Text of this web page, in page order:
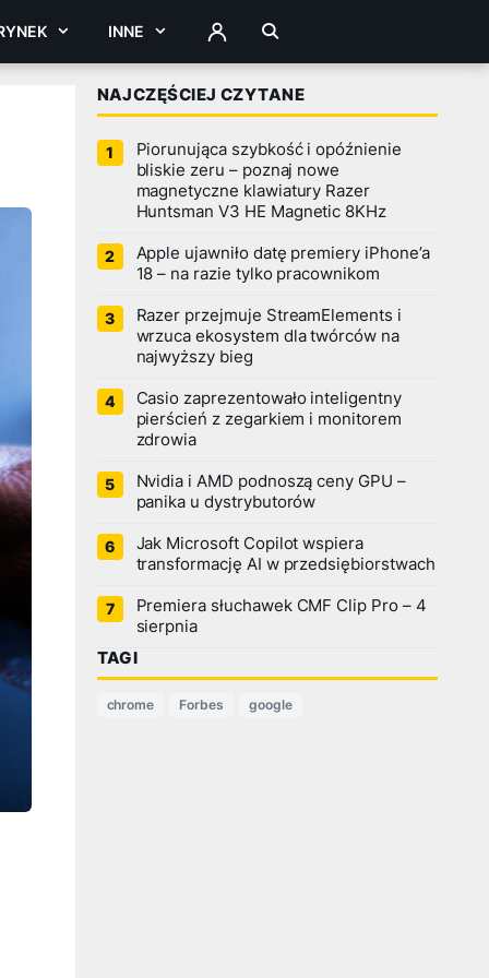
INNE ZALOGUJ
NAJCZĘŚCIEJ CZYTANE
Piorunująca szybkość i opóźnienie
bliskie zeru – poznaj nowe
magnetyczne klawiatury Razer
Huntsman V3 HE Magnetic 8KHz
Apple ujawniło datę premiery iPhone’a
18 – na razie tylko pracownikom
Razer przejmuje StreamElements i
wrzuca ekosystem dla twórców na
najwyższy bieg
Casio zaprezentowało inteligentny
pierścień z zegarkiem i monitorem
zdrowia
Nvidia i AMD podnoszą ceny GPU –
panika u dystrybutorów
Jak Microsoft Copilot wspiera
transformację AI w przedsiębiorstwach
Premiera słuchawek CMF Clip Pro – 4
sierpnia
TAGI
chrome Forbes google